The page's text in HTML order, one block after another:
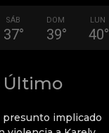
SÁB
37°
DOM
39°
LUN
40°
Último
presunto implicado